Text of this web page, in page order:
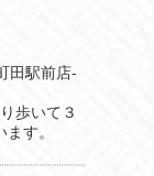
田駅前店-
歩いて３
す。